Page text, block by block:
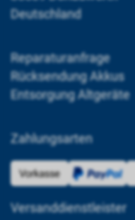
Deutschland
Reparaturanfrage
Rücksendung Akkus
Entsorgung Altgeräte
Zahlungsarten
Versanddienstleister